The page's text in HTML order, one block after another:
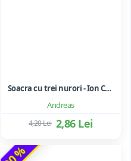
Andreas
Soacra cu trei nurori - Ion Creanga
2,86 Lei
4,20 Lei